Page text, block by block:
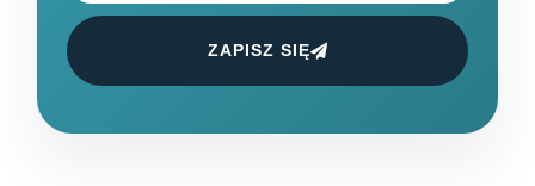
ZAPISZ SIĘ